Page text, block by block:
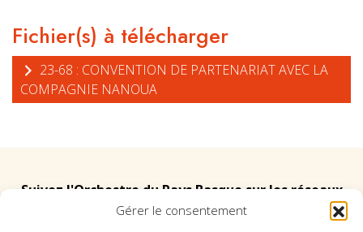
Gérer le consentement
Fichier(s) à télécharger
23-68 : CONVENTION DE PARTENARIAT AVEC LA
COMPAGNIE NANOUA
Suivez l'Orchestre du Pays Basque sur les réseaux